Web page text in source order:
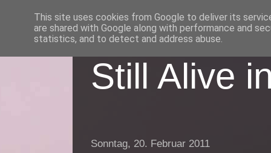
Still Alive
Sonntag, 20. Februar 2011
This site uses cookies from Google to deliver its
are shared with Google along with performance and
statistics, and to detect and address abuse.